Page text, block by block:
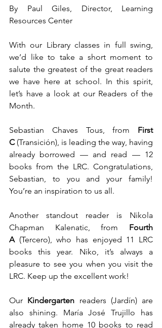
By Paul Giles, Director, Learning
Resources Center
With our Library classes in full swing,
we’d like to take a short moment to
salute the greatest of the great readers
we have here at school. In this spirit,
let’s have a look at our Readers of the
Month.
Sebastian Chaves Tous, from First
C (Transición), is leading the way, having
already borrowed — and read — 12
books from the LRC. Congratulations,
Sebastian, to you and your family!
You’re an inspiration to us all.
Another standout reader is Nikola
Chapman Kalenatic, from Fourth
A (Tercero), who has enjoyed 11 LRC
books this year. Niko, it’s always a
pleasure to see you when you visit the
LRC. Keep up the excellent work!
Our Kindergarten readers (Jardín) are
also shining. María José Trujillo has
already taken home 10 books to read